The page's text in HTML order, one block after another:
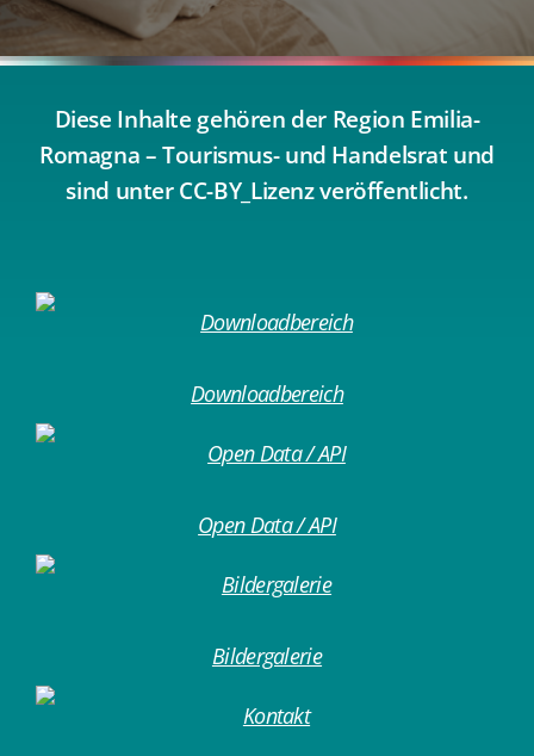
Diese Inhalte gehören der Region Emilia-
Romagna – Tourismus- und Handelsrat und
sind unter CC-BY_Lizenz veröffentlicht.
Downloadbereich
Open Data / API
Bildergalerie